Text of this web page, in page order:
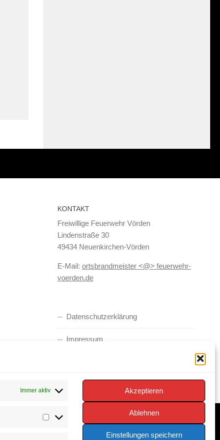
Immer aktiv
Statistiken
Akzeptieren
Ablehnen
Einstellungen speichern
KONTAKT
Freiwillige Feuerwehr Vörden
Lindenstraße 30
49434 Neuenkirchen-Vörden
E-Mail: ortsbrandmeister <@> feuerwehr-
voerden.de
Datenschutzerklärung
Impressum